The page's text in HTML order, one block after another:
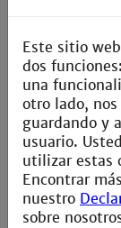
und
der
Nach
entwickeln,
und zu
Este sitio
dos
una
otro lado,
guardando y
usuario.
utilizar estas
Encontrar
nuestro
sobre